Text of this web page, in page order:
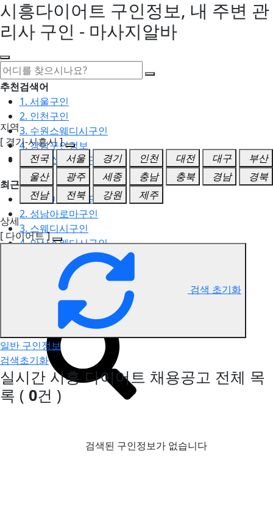
시흥다이어트 구인정보, 내 주변 관
리사 구인 - 마사지알바
추천검색어
1. 서울구인
2. 인천구인
3. 수원스웨디시구인
4. 강남구인정보
5. 동탄스웨디시구인
최근검색어
1. 일산마사지구인
2. 성남아로마구인
3. 스웨디시구인
4. 안산스웨디시구인
5. 아로마구인
시흥 다이어트 구인정보
지역
[ 경기-시흥시 ]
전국
서울 경기 인천 대전 대구
부산
울산
광주 세종 충남 충북 경남
경북
전남
전북 강원
제주
상세
[ 다이어트 ]
검색 초기화
일반 구인정보
검색초기화
실시간 시흥 다이어트 채용공고 전체 목
록 ( 0건 )
검색된 구인정보가 없습니다